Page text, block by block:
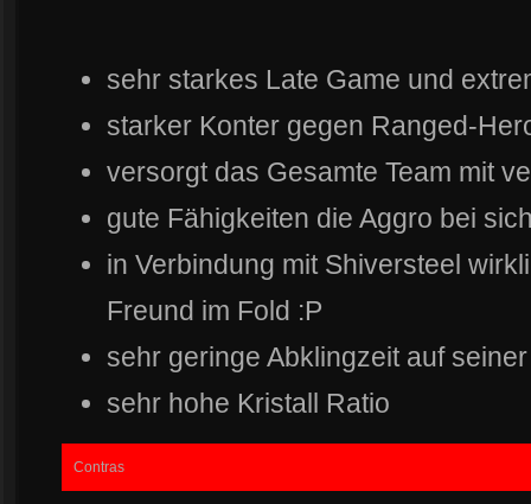
sehr starkes Late Game und
starker Konter gegen Ranged-
versorgt das Gesamte Team mit
gute Fähigkeiten die Aggro bei
in Verbindung mit Shiversteel
Freund im Fold :P
sehr geringe Abklingzeit auf
sehr hohe Kristall Ratio
Contras